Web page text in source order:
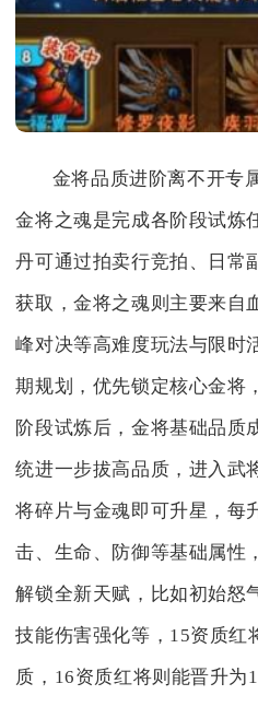
金将品质进阶离不开专
金将之魂是完成各阶段试炼
丹可通过拍卖行竞拍、日常
获取，金将之魂则主要来自
峰对决等高难度玩法与限时
期规划，优先锁定核心金将
阶段试炼后，金将基础品质
统进一步拔高品质，进入武
将碎片与金魂即可升星，每
击、生命、防御等基础属性
解锁全新天赋，比如初始怒
技能伤害强化等，15资质红
质，16资质红将则能晋升为